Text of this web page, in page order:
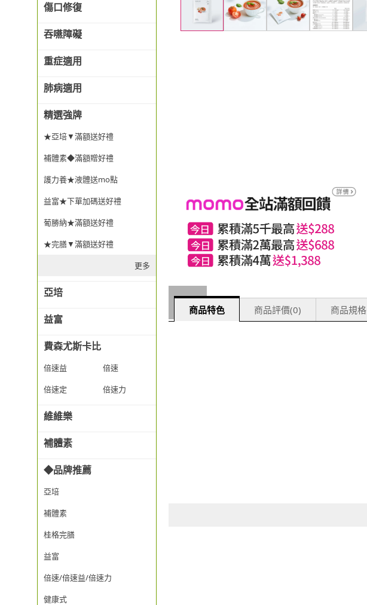
傷口修復
吞嚥障礙
重症適用
肺病適用
精選強牌
★亞培▼滿額送好禮
補體素◆滿額贈好禮
護力養★液體送mo點
益富★下單加碼送好禮
葡勝納★滿額送好禮
★完膳▼滿額送好禮
更多
亞培
益富
費森尤斯卡比
倍速益
倍速
倍速定
倍速力
維維樂
補體素
◆品牌推薦
亞培
補體素
桂格完膳
益富
倍速/倍速益/倍速力
健康式
商品特色 商品評價(0) 商品規格